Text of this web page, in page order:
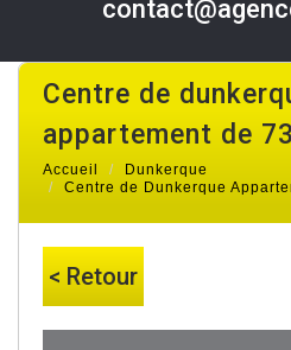
centre de dunkerque
appartement de
Accueil
Dunkerque
Centre de Dunkerque
< Retour